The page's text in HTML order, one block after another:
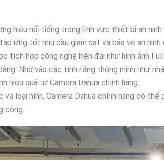
hiệu nổi tiếng trong lĩnh vực thiết bị an
ứng tốt nhu cầu giám sát và bảo vệ an ninh
tích hợp công nghệ hiện đại như hình ảnh
Nhờ vào các tính năng thông minh như
hiệu quả từ Camera Dahua chính hãng.
loại hình, Camera Dahua chính hãng có
cộng.